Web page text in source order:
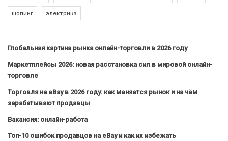
шопинг электрика
Глобальная картина рынка онлайн-торговли в 2026 году
Маркетплейсы 2026: новая расстановка сил в мировой онлайн-
торговле
Торговля на eBay в 2026 году: как меняется рынок и на чём
зарабатывают продавцы
Вакансия: онлайн-работа
Топ-10 ошибок продавцов на eBay и как их избежать